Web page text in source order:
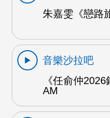
朱嘉雯《戀路
音樂沙拉吧
《任俞仲
AM